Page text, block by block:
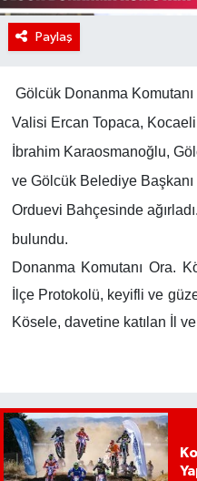
Paylaş
Gölcük Donanma
Valisi Ercan Topaca,
İbrahim Karaosmanoğlu,
ve Gölcük Belediye
Orduevi Bahçesinde
bulundu.
Donanma Komutanı Ora.
İlçe Protokolü, keyifli ve
Kösele, davetine katılan İl